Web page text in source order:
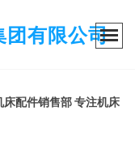
团有限公司
床配件销售部 专注机床